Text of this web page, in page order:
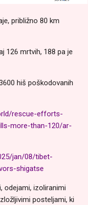
približno 80 km
126 mrtvih, 188 pa je
hiš poškodovanih
rescue-efforts-
more-than-120/ar-
jan/08/tibet-
shigatse
odejami, izoliranimi
posteljami, ki